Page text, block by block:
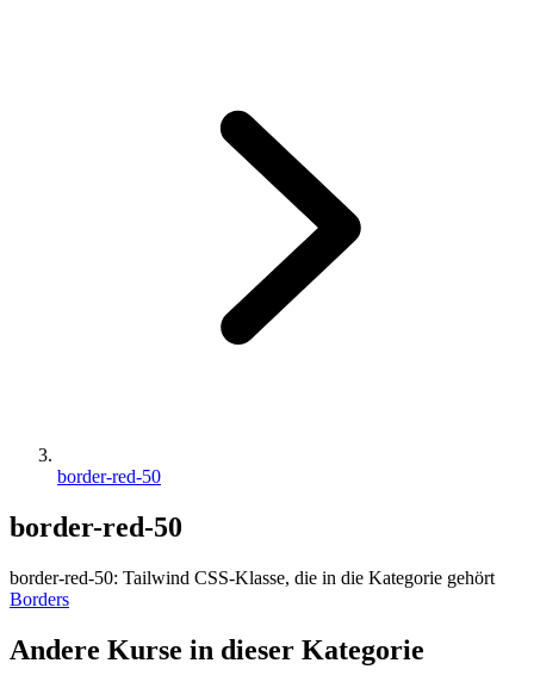
border-red-50
border-red-50
border-red-50: Tailwind CSS-Klasse, die in die Kategorie gehört
Borders
Andere Kurse in dieser Kategorie